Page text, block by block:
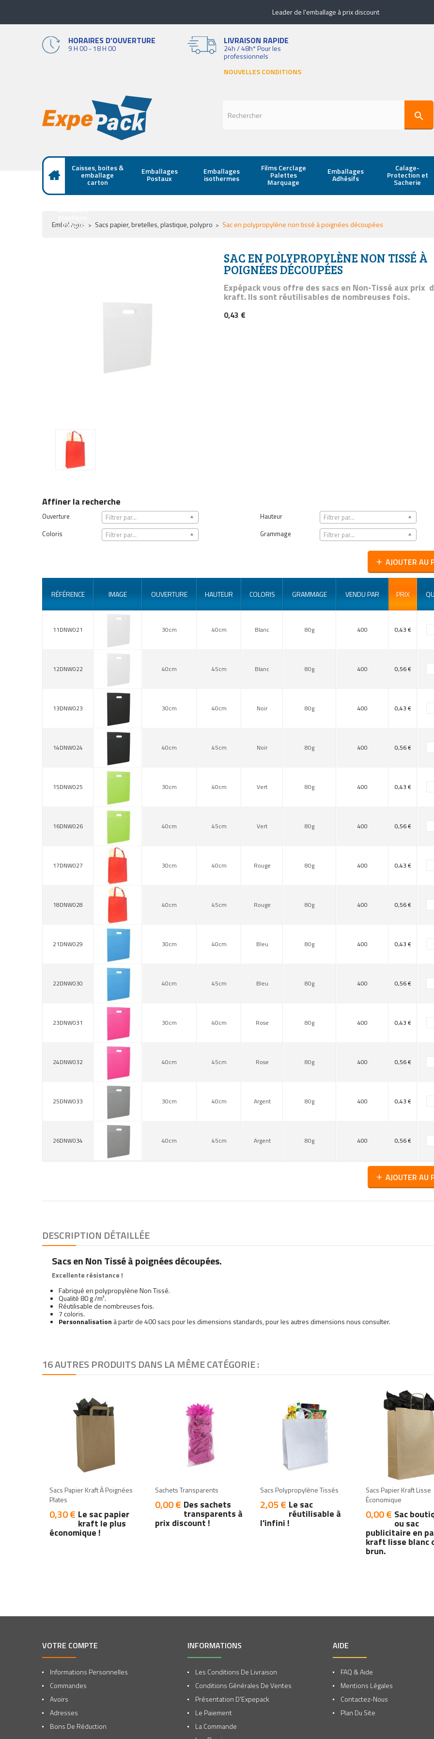
Leader de l'emballage à prix discount
HORAIRES D’OUVERTURE
9 H 00 - 18 H 00
LIVRAISON RAPIDE
24h / 48h* Pour les
professionnels
NOUVELLES CONDITIONS
search
Caisses, boites &
emballage
carton
Emballages
Postaux
Emballages
isothermes
Films Cerclage
Palettes
Marquage
Emballages
Adhésifs
Calage-
Protection et
Sacherie
polypro
Emballages Sacs papier, bretelles, plastique, polypro Sac en polypropylène non tissé à poignées découpées
SAC EN POLYPROPYLÈNE NON TISSÉ À
POIGNÉES DÉCOUPÉES
Expépack vous offre des sacs en Non-Tissé aux prix
kraft. Ils sont réutilisables de nombreuses fois.
0,43 €
Affiner la recherche
Ouverture Filtrer par... Hauteur
Filtrer par...
Coloris
Filtrer par... Grammage Filtrer par...
add AJOUTER AU
RÉFÉRENCE IMAGE OUVERTURE HAUTEUR COLORIS GRAMMAGE VENDU PAR PRIX
11DNW021 30cm 40cm Blanc 80g 400 0,43 €
12DNW022 40cm 45cm Blanc 80g 400 0,56 €
13DNW023 30cm 40cm Noir 80g 400 0,43 €
14DNW024 40cm 45cm Noir 80g 400 0,56 €
15DNW025 30cm 40cm Vert 80g 400 0,43 €
16DNW026 40cm 45cm Vert 80g 400 0,56 €
17DNW027 30cm 40cm Rouge 80g 400 0,43 €
18DNW028 40cm 45cm Rouge 80g 400 0,56 €
21DNW029 30cm 40cm Bleu 80g 400 0,43 €
22DNW030 40cm 45cm Bleu 80g 400 0,56 €
23DNW031 30cm 40cm Rose 80g 400 0,43 €
24DNW032 40cm 45cm Rose 80g 400 0,56 €
25DNW033 30cm 40cm Argent 80g 400 0,43 €
26DNW034 40cm 45cm Argent 80g 400 0,56 €
add AJOUTER AU
DESCRIPTION DÉTAILLÉE
Sacs en Non Tissé à poignées découpées.
Excellente résistance !
Fabriqué en polypropylène Non Tissé.
Qualité 80 g /m².
Réutilisable de nombreuses fois.
7 coloris.
Personnalisation à partir de 400 sacs pour les dimensions standards, pour les autres dimensions nous consulter.
16 AUTRES PRODUITS DANS LA MÊME CATÉGORIE :
Sacs Papier Kraft À Poignées
Plates
0,30 € Prix
Le sac papier
kraft le plus
économique !
Sachets Transparents
0,00 € Prix
add
Des sachets
transparents à
prix discount !
Sacs Polypropylène Tissés
2,05 € Prix
Le sac
réutilisable à
l'infini !
Sacs Papier Kraft Lisse
Économique
0,00 € Prix
Sac
ou sac
publicitaire en
kraft lisse blanc
brun.
VOTRE COMPTE
Informations Personnelles
Commandes
Avoirs
Adresses
Bons De Réduction
INFORMATIONS
Les Conditions De Livraison
Conditions Générales De Ventes
Présentation D'Expepack
Le Paiement
La Commande
AIDE
FAQ & Aide
Mentions Légales
Contactez-Nous
Plan Du Site